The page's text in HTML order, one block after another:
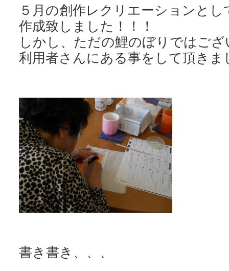
５月の創作レクリエーションと
作成致しました！！！
しかし、ただの鯉のぼりではご
利用者さんにある事をして頂きま
書き書き、、、